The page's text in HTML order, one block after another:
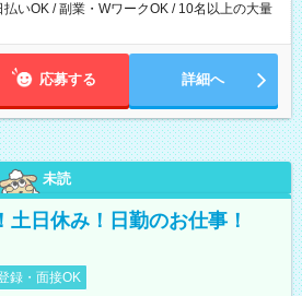
いOK / 副業・WワークOK / 10名以上の大量
応募する 詳細へ
未読
土日休み！日勤のお仕事！
録・面接OK